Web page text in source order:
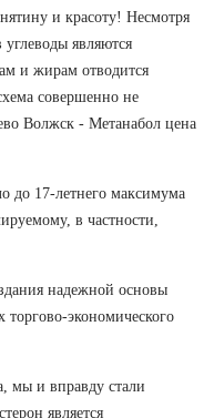
и красоту! Несмотря
являются
и жирам отводится
совершенно не
Волжск - Метанабол цена
до 17-летнего максимума
в частности,
надежной основы
торгово-экономического
мы и вправду стали
является